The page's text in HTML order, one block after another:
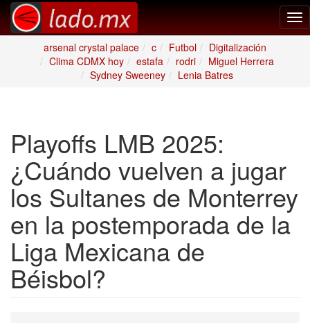
arsenal crystal palace
c Futbol
Digitalización
Clima CDMX hoy
estafa rodri
Miguel Herrera
Sydney Sweeney
Lenia Batres
Playoffs LMB 2025:
¿Cuándo vuelven a jugar
los Sultanes de Monterrey
en la postemporada de la
Liga Mexicana de
Béisbol?